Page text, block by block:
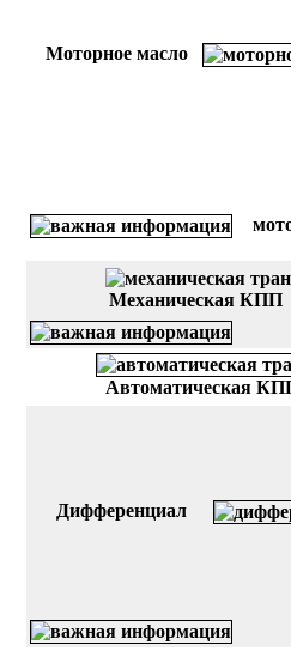
Моторное масло
Механическая КПП
Автоматическая
Дифференциал